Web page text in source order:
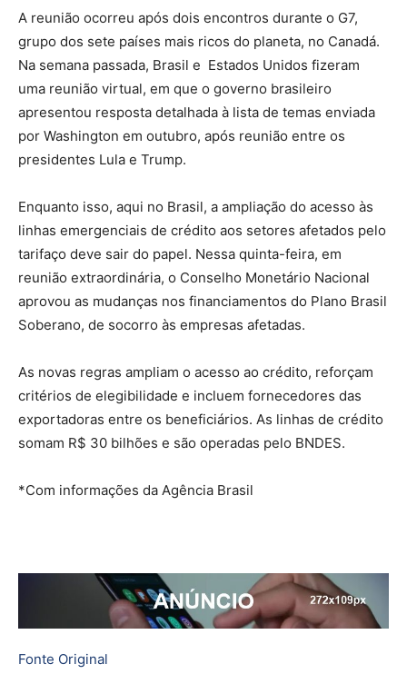
A reunião ocorreu após dois encontros durante o G7,
grupo dos sete países mais ricos do planeta, no Canadá.
Na semana passada, Brasil e Estados Unidos fizeram
uma reunião virtual, em que o governo brasileiro
apresentou resposta detalhada à lista de temas enviada
por Washington em outubro, após reunião entre os
presidentes Lula e Trump.
Enquanto isso, aqui no Brasil, a ampliação do acesso às
linhas emergenciais de crédito aos setores afetados pelo
tarifaço deve sair do papel. Nessa quinta-feira, em
reunião extraordinária, o Conselho Monetário Nacional
aprovou as mudanças nos financiamentos do Plano Brasil
Soberano, de socorro às empresas afetadas.
As novas regras ampliam o acesso ao crédito, reforçam
critérios de elegibilidade e incluem fornecedores das
exportadoras entre os beneficiários. As linhas de crédito
somam R$ 30 bilhões e são operadas pelo BNDES.
*Com informações da Agência Brasil
Fonte Original